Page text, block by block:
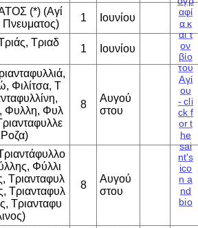
(*) (Αγί
Πνευματος)
1 Ιουνίου
Τριαδ
1 Ιουνίου
Φιλίτσα, Τ
Φυλλη, Φυλ
Ροζα)
8
Αυγού
στου
Φύλλι
Τριανταφυλ
Τριανταφυλ
Τριανταφυ
8
Αυγού
στου